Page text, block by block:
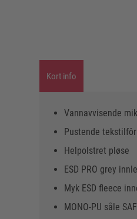
Kort info
Vannavvisende
Pustende tekstilfôr
Helpolstret pløse
ESD PRO grey
Myk ESD fleece
MONO-PU såle